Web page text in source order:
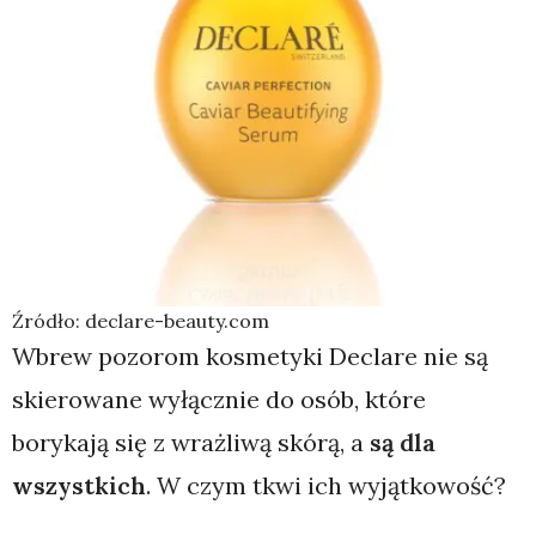
Źródło: declare-beauty.com
Wbrew pozorom kosmetyki Declare nie są
skierowane wyłącznie do osób, które
borykają się z wrażliwą skórą, a są dla
wszystkich. W czym tkwi ich wyjątkowość?